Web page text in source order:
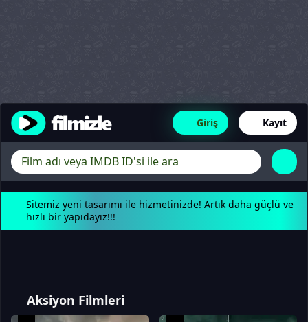
Giriş Kayıt
Sitemiz yeni tasarımı ile hizmetinizde! Artık daha güçlü ve
hızlı bir yapıdayız!!!
Aksiyon Filmleri